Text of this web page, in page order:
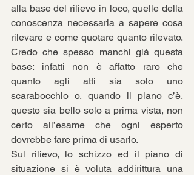
alla base del rilievo in loco, quelle della
conoscenza necessaria a sapere cosa
rilevare e come quotare quanto rilevato.
Credo che spesso manchi già questa
base: infatti non è affatto raro che
quanto agli atti sia solo uno
scarabocchio o, quando il piano c’è,
questo sia bello solo a prima vista, non
certo all’esame che ogni esperto
dovrebbe fare prima di usarlo.
Sul rilievo, lo schizzo ed il piano di
situazione si è voluta addirittura una